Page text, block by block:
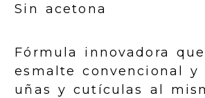
Sin acetona
Fórmula innovadora
esmalte convencional
uñas y cutículas al